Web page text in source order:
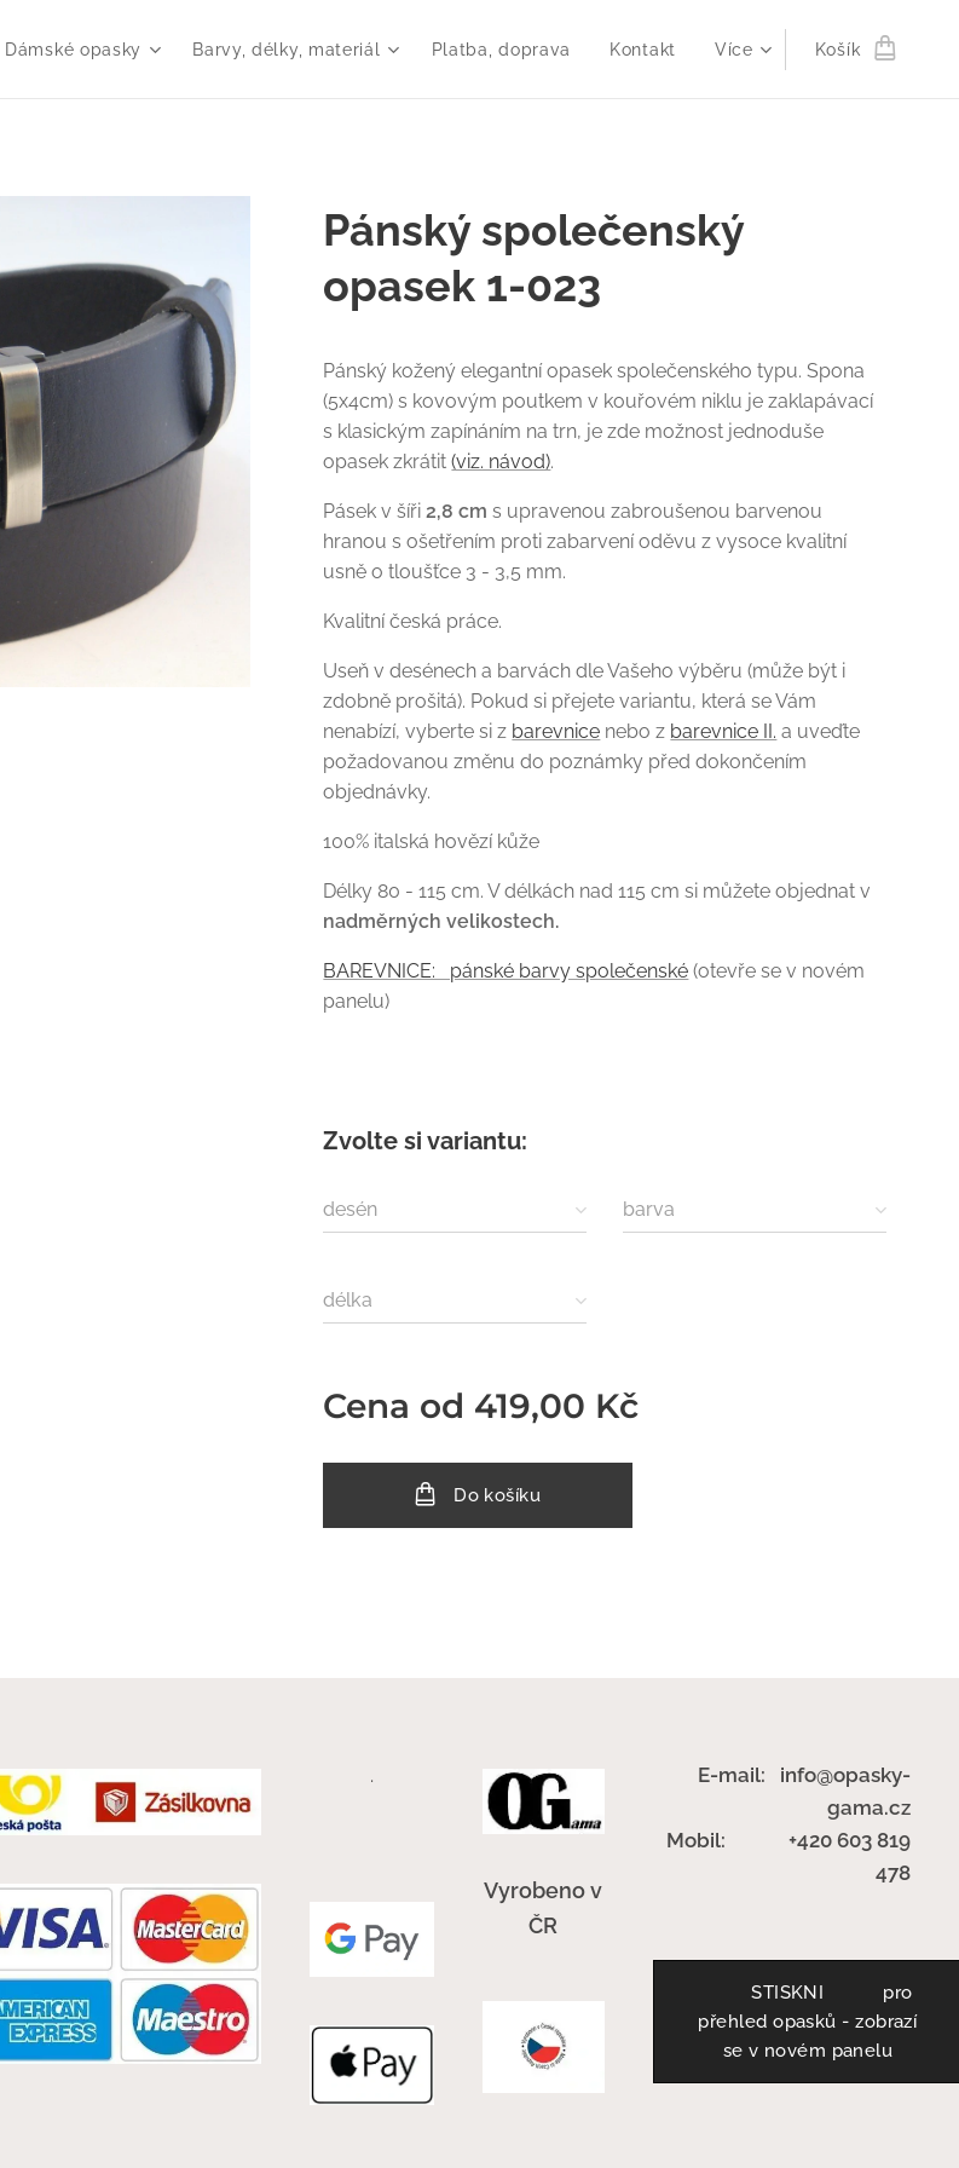
Dámské opasky Barvy, délky, materiál Platba, doprava Kontakt Více Košík
Pánský společenský
opasek 1-023
Pánský kožený elegantní opasek společenského typu. Spona
(5x4cm) s kovovým poutkem v kouřovém niklu je zaklapávací
s klasickým zapínáním na trn, je zde možnost jednoduše
opasek zkrátit(viz. návod).
Pásek v šíři2,8 cm s upravenou zabroušenou barvenou
hranou s ošetřením proti zabarvení oděvu z vysoce kvalitní
usně o tloušťce 3 - 3,5 mm.
Kvalitní česká práce.
Useň v desénech a barvách dle Vašeho výběru (může být i
zdobně prošitá). Pokud si přejete variantu, která se Vám
nenabízí, vyberte si z barevnice nebo z barevnice II. a uveďte
požadovanou změnu do poznámky před dokončením
objednávky.
100% italská hovězí kůže
Délky 80 - 115 cm. V délkách nad 115 cm si můžete objednat v
nadměrných velikostech.
BAREVNICE: pánské barvy společenské (otevře se v novém
panelu)
Zvolte si variantu:
desén barva
délka
Cena od 419,00 Kč
Do košíku
.
Vyrobeno v
ČR
E-mail: info@opasky-
gama.cz
Mobil: +420 603 819
478
STISKNI pro
přehled opasků - zobrazí
se v novém panelu